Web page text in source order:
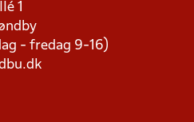
1
- fredag 9-16)